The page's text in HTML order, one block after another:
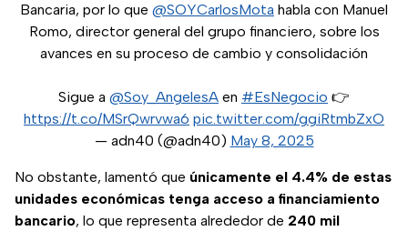
Bancaria, por lo que @SOYCarlosMota habla con Manuel
Romo, director general del grupo financiero, sobre los
avances en su proceso de cambio y consolidación
Sigue a @Soy_AngelesA en #EsNegocio 👉
https://t.co/MSrQwrvwa6 pic.twitter.com/ggiRtmbZxO
— adn40 (@adn40) May 8, 2025
No obstante, lamentó que únicamente el 4.4% de estas
unidades económicas tenga acceso a financiamiento
bancario, lo que representa alrededor de 240 mil